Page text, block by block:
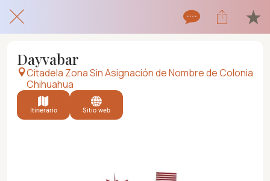
Dayvabar
Citadela Zona Sin Asignación de Nombre de Colonia
Chihuahua
Itinerario Sitio web